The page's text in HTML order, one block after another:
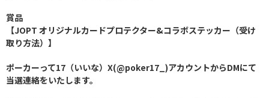
賞品
【JOPT オリジナルカードプロテクター&コラボステッカー（受け
取り方法）】
ポーカーって17（いいな）X(@poker17_)アカウントからDMにて
当選連絡をいたします。